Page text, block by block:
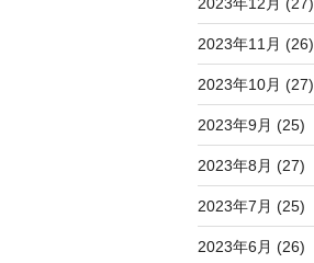
2023年11月 (26)
2023年10月 (27)
2023年9月 (25)
2023年8月 (27)
2023年7月 (25)
2023年6月 (26)